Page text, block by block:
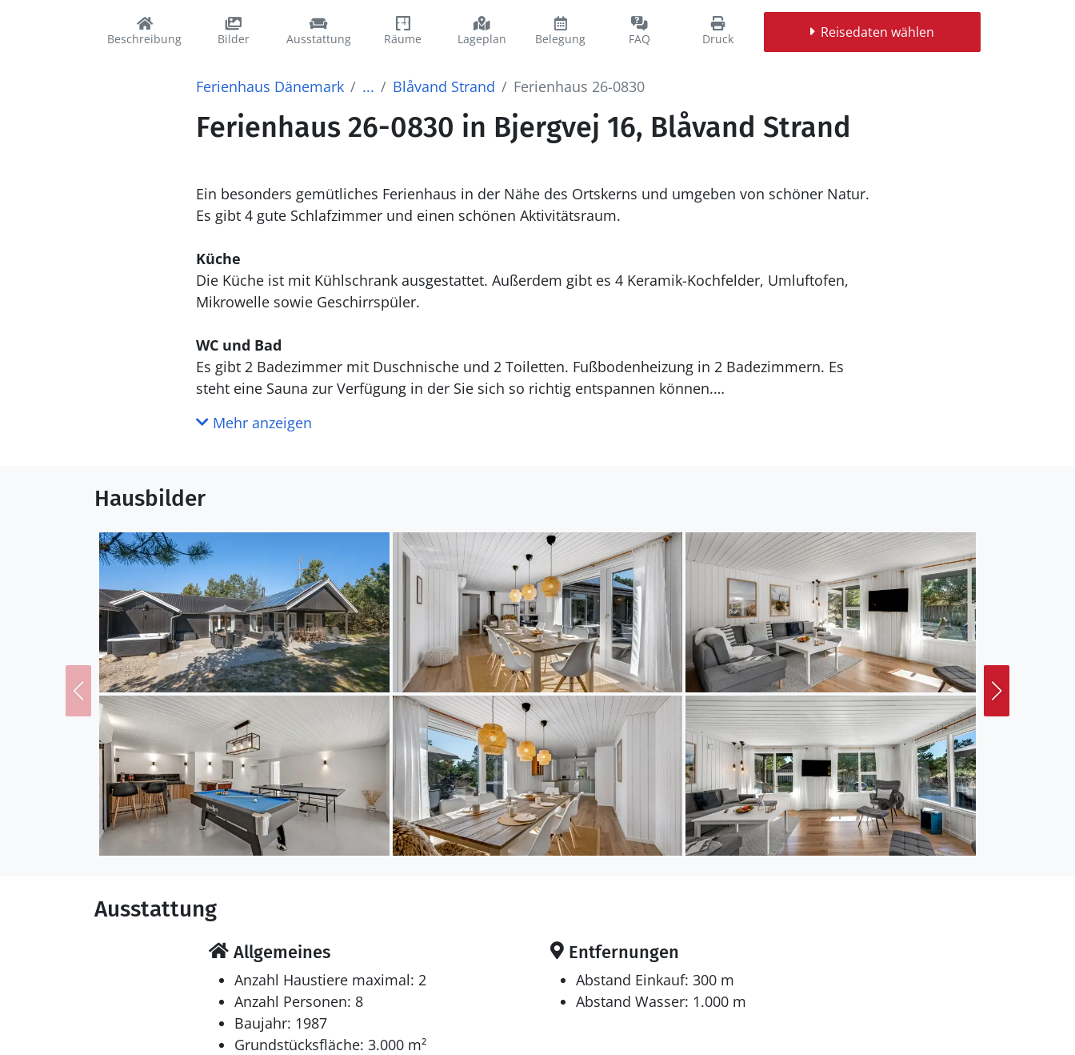
Beschreibung Bilder Ausstattung Räume Lageplan Belegung FAQ Druck Reisedaten wählen
Ferienhaus Dänemark ... Blåvand Strand Ferienhaus 26-0830
Ferienhaus 26-0830 in Bjergvej 16, Blåvand Strand
Ein besonders gemütliches Ferienhaus in der Nähe des Ortskerns und umgeben von schöner Natur.
Es gibt 4 gute Schlafzimmer und einen schönen Aktivitätsraum.
Küche
Die Küche ist mit Kühlschrank ausgestattet. Außerdem gibt es 4 Keramik-Kochfelder, Umluftofen,
Mikrowelle sowie Geschirrspüler.
WC und Bad
Es gibt 2 Badezimmer mit Duschnische und 2 Toiletten. Fußbodenheizung in 2 Badezimmern. Es
steht eine Sauna zur Verfügung in der Sie sich so richtig entspannen können.
Draußen
Terrassenareal zur Verfügung. Außerdem gibt es überdachte Terrasse. Schaukel. Sandkasten.
Einrichtung
Das Ferienhaus eignet sich für 8 Personen. Die Ferienunterkunft hat eine Wohnfläche von 192 m² und
wurde 1987 gebaut. 2023 wurde die Ferienunterkunft renoviert. Es ist erlaubt 2 Haustiere
mitzubringen. In der Ferienunterkunft sind 2 energiesparende Luft zu Luft Wärmepumpen installiert.
Es gibt Solarwärme. Fußbodenheizung in allen Räumen. Die Ferienunterkunft ist mit Waschmaschine
ausgestattet. Wäschetrockner. Tiefkühlmöglichkeit mit 60 Liter Nutzinhalt. Es gibt außerdem einen
Kaminofen.
Schlafverhältnisse
Die Schlafplätze verteilen sich auf 4 Schlafräume. 6 Schlafplätze in Doppelbetten. 2 Schlafplätze in
Einzelbetten.
Multimedien
In der Ferienunterkunft gibt es einen Fernseher. 1-3 dänische Fernsehsender. Mindestens 4 deutsche
Hobbyraum
Whirlpool
Im Außen-Standwasser-Whirlpool für 6 Personen können Sie sowohl die Unterwassermassage als
auch den Aufenthalt im Freien genießen.
Mehr anzeigen
Hausbilder
Ausstattung
Allgemeines
Anzahl Haustiere maximal: 2
Anzahl Personen: 8
Baujahr: 1987
Grundstücksfläche: 3.000 m²
Entfernungen
Abstand Einkauf: 300 m
Abstand Wasser: 1.000 m